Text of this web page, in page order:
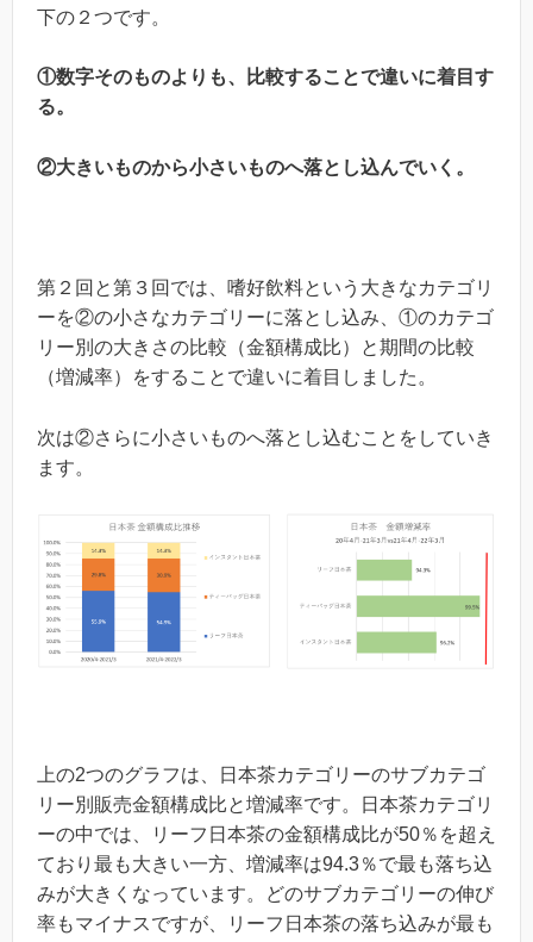
下の２つです。
①数字そのものよりも、比較することで違いに着目す
る。
②大きいものから小さいものへ落とし込んでいく。
第２回と第３回では、嗜好飲料という大きなカテゴリ
ーを②の小さなカテゴリーに落とし込み、①のカテゴ
リー別の大きさの比較（金額構成比）と期間の比較
（増減率）をすることで違いに着目しました。
次は②さらに小さいものへ落とし込むことをしていき
ます。
上の2つのグラフは、日本茶カテゴリーのサブカテゴ
リー別販売金額構成比と増減率です。日本茶カテゴリ
ーの中では、リーフ日本茶の金額構成比が50％を超え
ており最も大きい一方、増減率は94.3％で最も落ち込
みが大きくなっています。どのサブカテゴリーの伸び
率もマイナスですが、リーフ日本茶の落ち込みが最も